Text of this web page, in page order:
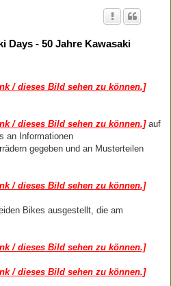
Days - 50 Jahre Kawasaki
/ dieses Bild sehen zu können.]
/ dieses Bild sehen zu können.]auf
an Informationen
gegeben und an Musterteilen
/ dieses Bild sehen zu können.]
Bikes ausgestellt, die am
/ dieses Bild sehen zu können.]
/ dieses Bild sehen zu können.]